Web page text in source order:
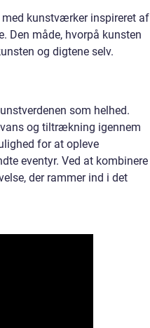
med kunstværker inspireret af
Den måde, hvorpå kunsten
og digtene selv.
som helhed.
og tiltrækning igennem
for at opleve
eventyr. Ved at kombinere
der rammer ind i det